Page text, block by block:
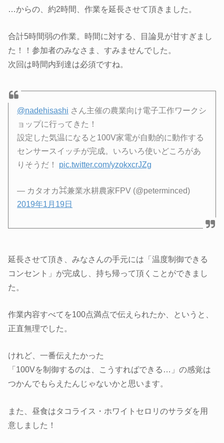
…からの、約2時間、作業を延長させて頂きました。
合計5時間弱の作業。時間に対する、目論見が甘すぎまし
た！！参加者のみなさま、すみませんでした。
次回は時間内到達は必須ですね。
@nadehisashi さん主催の農業向け電子工作ワークシ
ョップに行ってきた！
設定した気温になると100V家電が自動的に動作する
センサースイッチが完成。いろいろ使いどころがあ
りそうだ！ pic.twitter.com/yzokxcrJZg
— カタオカ⌘兼業水耕農家FPV (@peterminced)
2019年1月19日
延長させて頂き、みなさんの手元には「温度制御できる
コンセント」が完成し、持ち帰って頂くことができまし
た。
作業内容すべてを100点満点で伝えられたか、というと、
正直無理でした。
けれど、一番伝えたかった
「100Vを制御するのは、こうすればできる…」の感覚は
つかんでもらえたんじゃないかと思います。
また、昼食はタコライス・ホワイトセロリのサラダを用
意しました！